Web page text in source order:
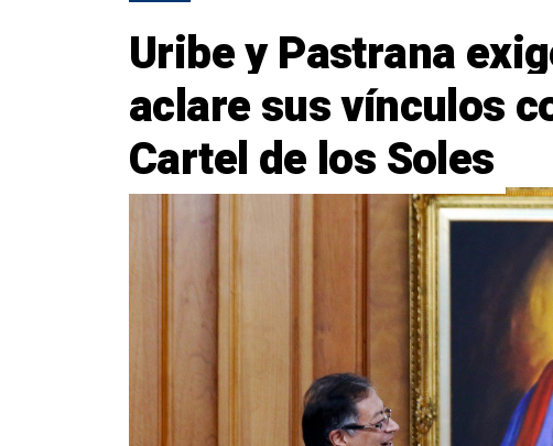
Uribe y Pastrana
aclare sus vínculos
Cartel de los Soles